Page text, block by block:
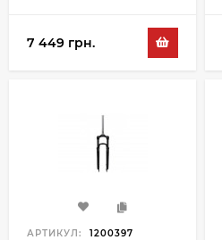
7 449 грн.
АРТИКУЛ: 1200397